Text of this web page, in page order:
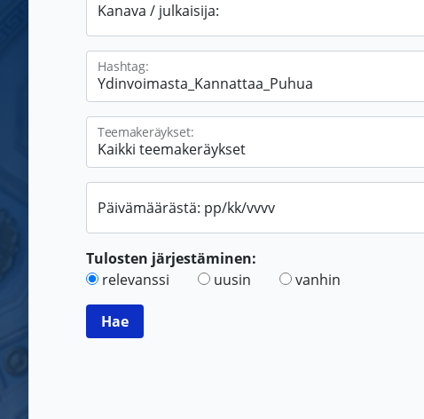
Kanava / julkaisija:
Hashtag:
Teemakeräykset:
Päivämäärästä: pp/kk/vvvv
Tulosten järjestäminen:
relevanssi
uusin vanhin